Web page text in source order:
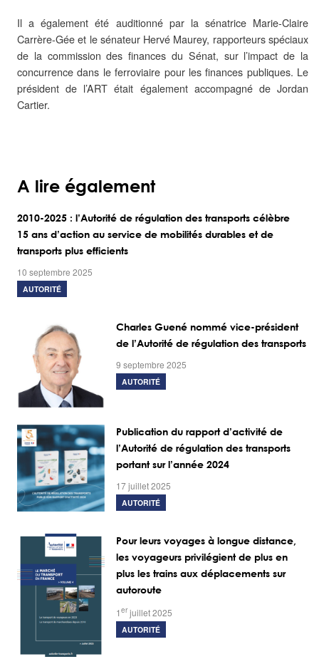
Il a également été auditionné par la sénatrice Marie-Claire
Carrère-Gée et le sénateur Hervé Maurey, rapporteurs spéciaux
de la commission des finances du Sénat, sur l’impact de la
concurrence dans le ferroviaire pour les finances publiques. Le
président de l’ART était également accompagné de Jordan
Cartier.
A lire également
2010-2025 : l’Autorité de régulation des transports célèbre
15 ans d’action au service de mobilités durables et de
transports plus efficients
10 septembre 2025
AUTORITÉ
Charles Guené nommé vice-président
de l’Autorité de régulation des transports
9 septembre 2025
AUTORITÉ
Publication du rapport d’activité de
l’Autorité de régulation des transports
portant sur l’année 2024
17 juillet 2025
AUTORITÉ
Pour leurs voyages à longue distance,
les voyageurs privilégient de plus en
plus les trains aux déplacements sur
autoroute
1 erjuillet 2025
AUTORITÉ